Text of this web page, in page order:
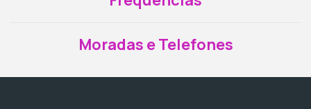
Moradas e Telefones